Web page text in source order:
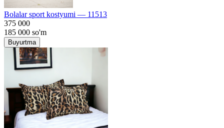
Bolalar sport kostyumi — 11513
375 000
185 000 so'm
Buyurtma